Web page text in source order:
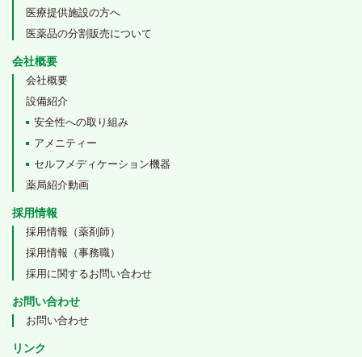
医療提供施設の方へ
医薬品の分割販売について
会社概要
会社概要
設備紹介
安全性への取り組み
アメニティー
セルフメディケーション機器
薬局紹介動画
採用情報
採用情報（薬剤師）
採用情報（事務職）
採用に関するお問い合わせ
お問い合わせ
お問い合わせ
リンク